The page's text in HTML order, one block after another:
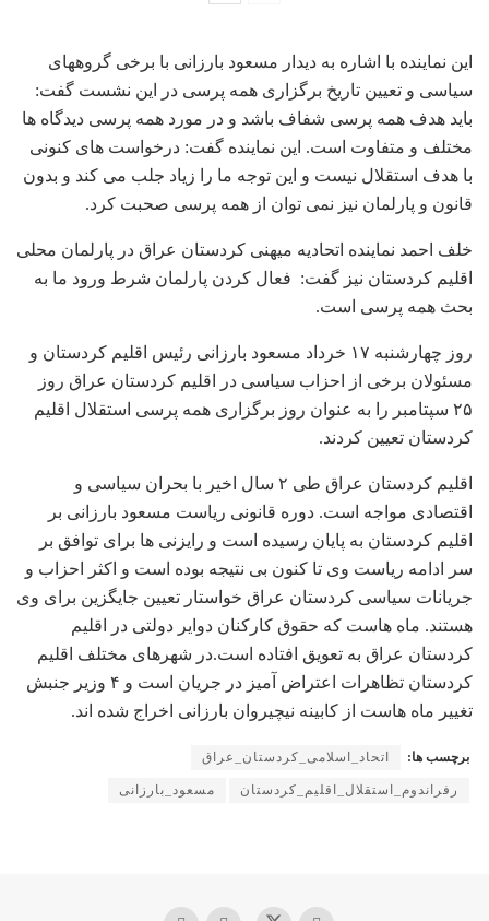
این نماینده با اشاره به دیدار مسعود بارزانی با برخی گروههای
سیاسی و تعیین تاریخ برگزاری همه پرسی در این نشست گفت:
باید هدف همه پرسی شفاف باشد و در مورد همه پرسی دیدگاه ها
مختلف و متفاوت است. این نماینده گفت: درخواست های کنونی
با هدف استقلال نیست و این توجه ما را زیاد جلب می کند و بدون
قانون و پارلمان نیز نمی توان از همه پرسی صحبت کرد.
خلف احمد نماینده اتحادیه میهنی کردستان عراق در پارلمان محلی
اقلیم کردستان نیز گفت: فعال کردن پارلمان شرط ورود ما به
بحث همه پرسی است.
روز چهارشنبه ۱۷ خرداد مسعود بارزانی رئیس اقلیم کردستان و
مسئولان برخی از احزاب سیاسی در اقلیم کردستان عراق روز
۲۵ سپتامبر را به عنوان روز برگزاری همه پرسی استقلال اقلیم
کردستان تعیین کردند.
اقلیم کردستان عراق طی ۲ سال اخیر با بحران سیاسی و
اقتصادی مواجه است. دوره قانونی ریاست مسعود بارزانی بر
اقلیم کردستان به پایان رسیده است و رایزنی ها برای توافق بر
سر ادامه ریاست وی تا کنون بی نتیجه بوده است و اکثر احزاب و
جریانات سیاسی کردستان عراق خواستار تعیین جایگزین برای وی
هستند. ماه هاست که حقوق کارکنان دوایر دولتی در اقلیم
کردستان عراق به تعویق افتاده است.در شهرهای مختلف اقلیم
کردستان تظاهرات اعتراض آمیز در جریان است و ۴ وزیر جنبش
تغییر ماه هاست از کابینه نیچیروان بارزانی اخراج شده اند.
برچسب ها: اتحاد_اسلامی_کردستان_عراق
رفراندوم_استقلال_اقلیم_کردستان مسعود_بارزانی